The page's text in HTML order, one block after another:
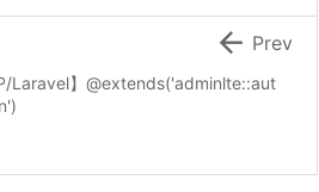
Laravel】@extends('adminlte::aut
 Prev